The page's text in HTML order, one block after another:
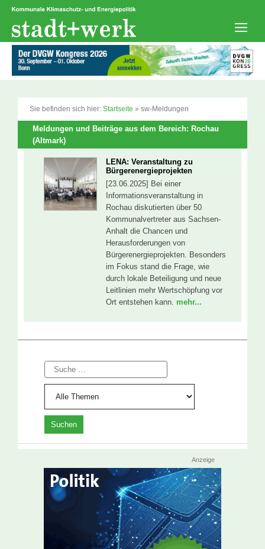
Zum
springen
Sie befinden sich hier: Startseite » sw-Meldungen
Meldungen und Beiträge aus dem Bereich: Rochau
(Altmark)
LENA: Veranstaltung zu
Bürgerenergieprojekten
[23.06.2025] Bei einer
Informationsveranstaltung in
Rochau diskutierten über 50
Kommunalvertreter aus Sachsen-
Anhalt die Chancen und
Herausforderungen von
Bürgerenergieprojekten. Besonders
im Fokus stand die Frage, wie
durch lokale Beteiligung und neue
Leitlinien mehr Wertschöpfung vor
Ort entstehen kann. mehr...
Suche
Anzeige